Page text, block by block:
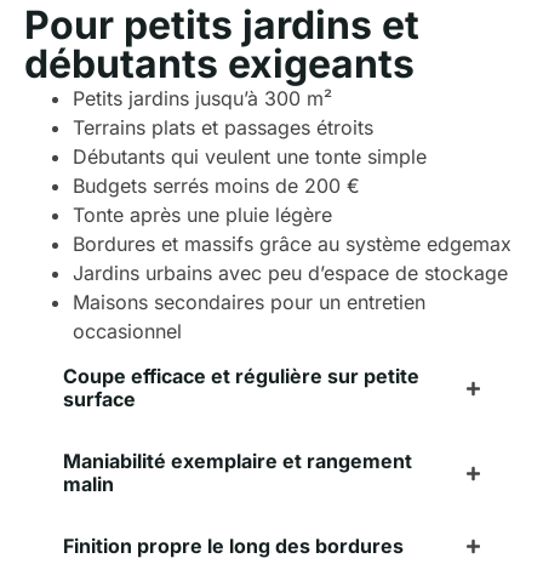
Pour petits jardins et
débutants exigeants
Petits jardins jusqu’à 300 m²
Terrains plats et passages étroits
Débutants qui veulent une tonte simple
Budgets serrés moins de 200 €
Tonte après une pluie légère
Bordures et massifs grâce au système edgemax
Jardins urbains avec peu d’espace de stockage
Maisons secondaires pour un entretien
occasionnel
Coupe efficace et régulière sur petite
surface
Maniabilité exemplaire et rangement
malin
Finition propre le long des bordures